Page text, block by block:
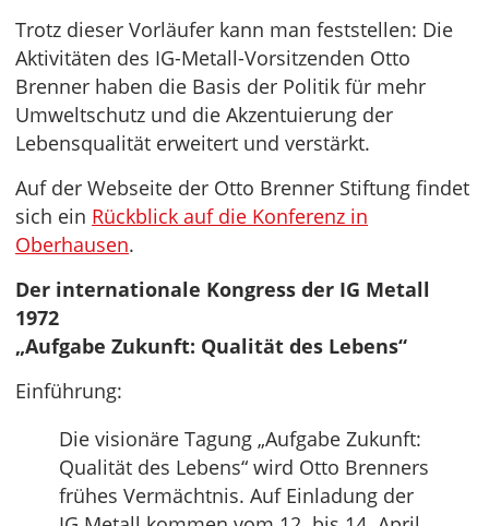
Trotz dieser Vorläufer kann man feststellen: Die
Aktivitäten des IG-Metall-Vorsitzenden Otto
Brenner haben die Basis der Politik für mehr
Umweltschutz und die Akzentuierung der
Lebensqualität erweitert und verstärkt.
Auf der Webseite der Otto Brenner Stiftung findet
sich ein Rückblick auf die Konferenz in
Oberhausen.
Der internationale Kongress der IG Metall
1972
„Aufgabe Zukunft: Qualität des Lebens“
Einführung:
Die visionäre Tagung „Aufgabe Zukunft:
Qualität des Lebens“ wird Otto Brenners
frühes Vermächtnis. Auf Einladung der